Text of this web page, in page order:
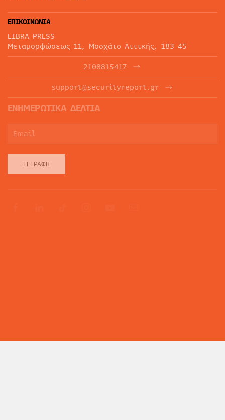
ΕΠΙΚΟΙΝΩΝΙΑ
LIBRA PRESS
Μεταμορφώσεως 11, Μοσχάτο Αττικής, 183 45
2108815417
support@securityreport.gr
ΕΝΗΜΕΡΩΤΙΚΑ ΔΕΛΤΙΑ
ΕΓΓΡΑΦΉ